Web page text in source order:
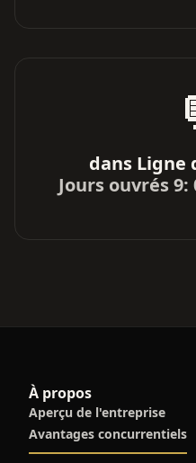
dans Ligne
Jours ouvrés 9:
À propos
Aperçu de l'entreprise
Avantages concurrentiels